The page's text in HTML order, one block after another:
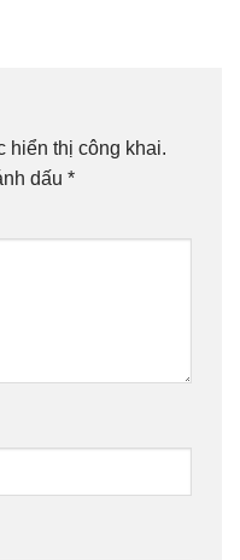
hiển thị công khai.
dấu *